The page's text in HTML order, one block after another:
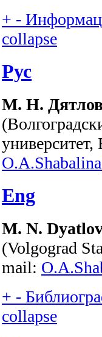
+ -
collapse
Рус
М. Н.
Eng
M. N.
(Volgograd
mail:
+ -
collapse